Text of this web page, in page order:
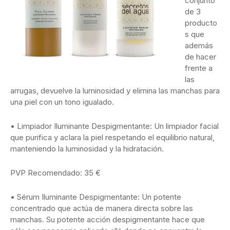
de 3
producto
s que
además
de hacer
frente a
las
arrugas, devuelve la luminosidad y elimina las manchas para
una piel con un tono igualado.
• Limpiador Iluminante Despigmentante: Un limpiador facial
que purifica y aclara la piel respetando el equilibrio natural,
manteniendo la luminosidad y la hidratación.
PVP Recomendado: 35 €
• Sérum Iluminante Despigmentante: Un potente
concentrado que actúa de manera directa sobre las
manchas. Su potente acción despigmentante hace que